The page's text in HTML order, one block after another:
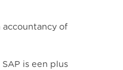
accountancy of
is een plus